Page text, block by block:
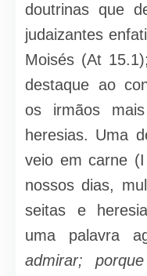
doutrinas que
judaizantes
Moisés (At
destaque ao
os irmãos
heresias. Uma
veio em carne
nossos dias,
seitas e
uma palavra
admirar;